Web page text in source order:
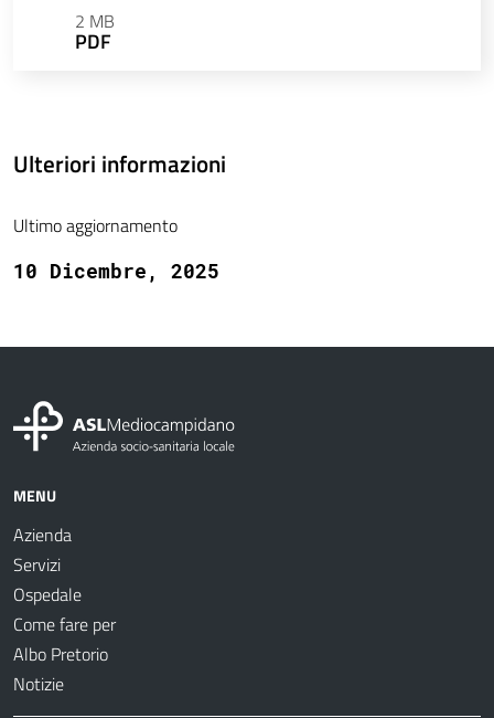
2 MB
PDF
Ulteriori informazioni
Ultimo aggiornamento
10 Dicembre, 2025
MENU
Azienda
Servizi
Ospedale
Come fare per
Albo Pretorio
Notizie